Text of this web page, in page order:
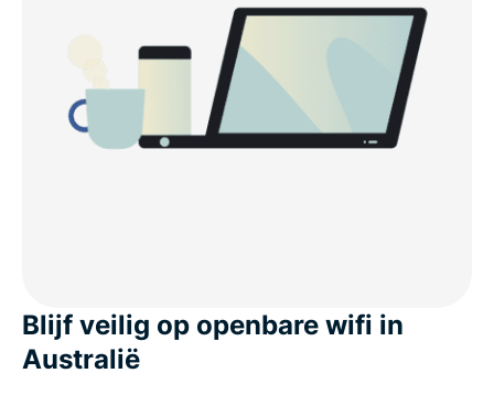
Why choose ExpressVPN for Australia?
Connect to our Australia VPN servers in these
locations
FAQ
Blijf veilig op openbare wifi in
Australië